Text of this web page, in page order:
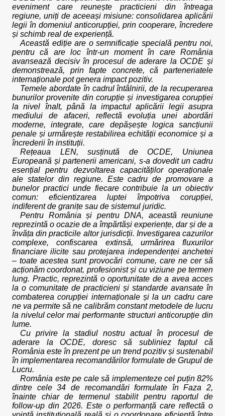
eveniment care reunește practicieni din întreaga
regiune, uniți de aceeași misiune: consolidarea aplicării
legii în domeniul anticorupției, prin cooperare, încredere
și schimb real de experiență.
Această ediție are o semnificație specială pentru noi,
pentru că are loc într-un moment în care România
avansează decisiv în procesul de aderare la OCDE și
demonstrează, prin fapte concrete, că parteneriatele
internaționale pot genera impact pozitiv.
Temele abordate în cadrul întâlnirii, de la recuperarea
bunurilor provenite din corupție și investigarea corupției
la nivel înalt, până la impactul aplicării legii asupra
mediului de afaceri, reflectă evoluția unei abordări
moderne, integrate, care depășește logica sancțiunii
penale și urmărește restabilirea echității economice și a
încrederii în instituții.
Rețeaua LEN, susținută de OCDE, Uniunea
Europeană și partenerii americani, s-a dovedit un cadru
esențial pentru dezvoltarea capacităților operaționale
ale statelor din regiune. Este cadru de promovare a
bunelor practici unde fiecare contribuie la un obiectiv
comun: eficientizarea luptei împotriva corupției,
indiferent de granițe sau de sistemul juridic.
Pentru România și pentru DNA, această reuniune
reprezintă o ocazie de a împărtăși experiențe, dar și de a
învăța din practicile altor jurisdicții. Investigarea cazurilor
complexe, confiscarea extinsă, urmărirea fluxurilor
financiare ilicite sau protejarea independenței anchetei
– toate acestea sunt provocări comune, care ne cer să
acționăm coordonat, profesionist și cu viziune pe termen
lung. Practic, reprezintă o oportunitate de a avea acces
la o comunitate de practicieni și standarde avansate în
combaterea corupției internaționale și la un cadru care
ne va permite să ne calibrăm constant metodele de lucru
la nivelul celor mai performante structuri anticorupție din
lume.
Cu privire la stadiul nostru actual în procesul de
aderare la OCDE, doresc să subliniez faptul că
România este în prezent pe un trend pozitiv și sustenabil
în implementarea recomandărilor formulate de Grupul de
Lucru.
România este pe cale să implementeze cel puțin 82%
dintre cele 34 de recomandări formulate în Faza 2,
înainte chiar de termenul stabilit pentru raportul de
follow-up din 2026. Este o performanță care reflectă o